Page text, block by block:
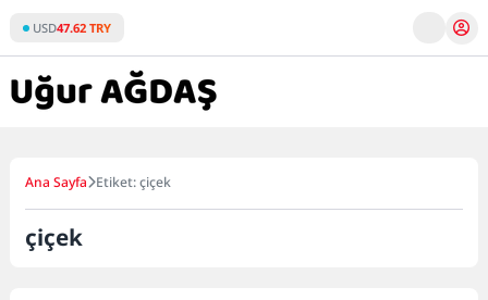
content
USD47.62 TRY
Ana Sayfa Etiket: çiçek
çiçek